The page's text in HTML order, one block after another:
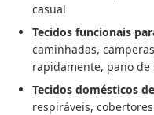
casual
Tecidos funcionais
caminhadas,
rapidamente, pano
Tecidos domésticos
respiráveis,